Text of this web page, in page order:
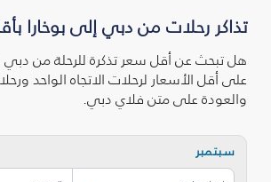
تذاكر رحلات من دبي إلى بوخارا
هل تبحث عن أقل سعر تذكرة للرحلة من دبي
على أقل الأسعار لرحلات الاتجاه الواحد
والعودة على متن فلاي دبي.
سبتمبر